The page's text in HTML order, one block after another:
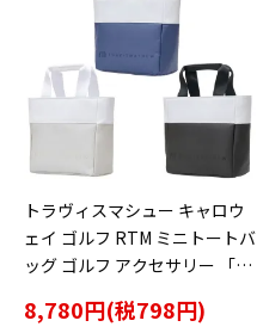
トラヴィスマシュー キャロウ
ェイ ゴルフ RTM ミニトートバ
ッグ ゴルフ アクセサリー 「T
6年春夏モデル日本正規品
8,780円(税798円)